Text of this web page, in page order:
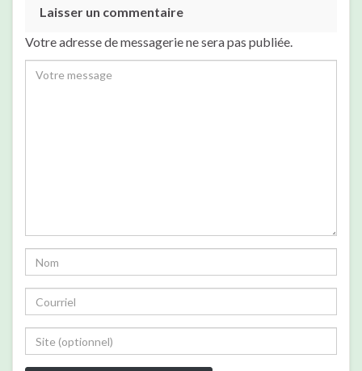
Laisser un commentaire
Votre adresse de messagerie ne sera pas publiée.